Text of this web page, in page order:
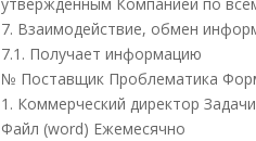
утвержденным Компанией по
7. Взаимодействие, обмен
7.1. Получает информацию
№ Поставщик Проблематика
1. Коммерческий директор
Файл (word) Ежемесячно